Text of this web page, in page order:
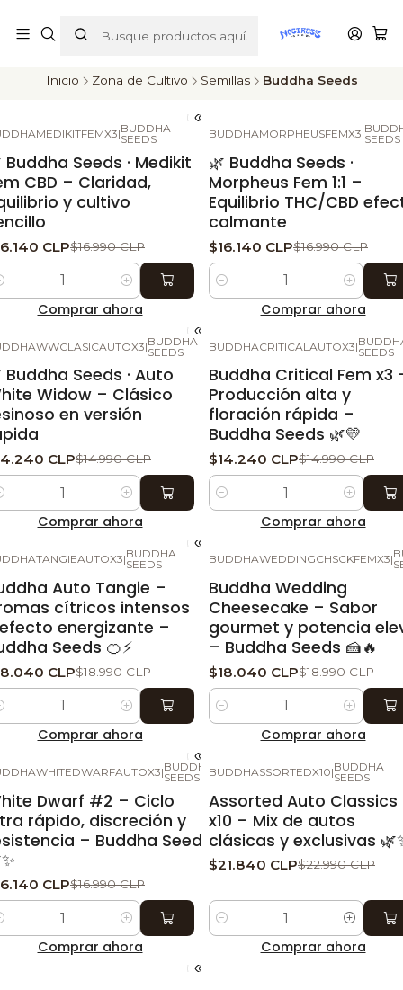
ENVÍOS A TODO CHILE
Inicio Zona de Cultivo Semillas Buddha Seeds
DESCUENTO |BUDDHA
SEEDS
Buddha Seeds · Medikit
CBD – Claridad,
y cultivo
CLP$16.990 CLP
Comprar ahora
-5%DESCUENTO
BUDDHAMORPHEUSFEMX3|SEEDS
🌿 Buddha Seeds ·
Morpheus Fem 1:1 –
Equilibrio THC/CBD
calmante
$16.140 CLP$16.990 CLP
Cantidad
Comprar ahora
DESCUENTO |BUDDHA
SEEDS
Buddha Seeds · Auto
Widow – Clásico
en versión
CLP$14.990 CLP
Comprar ahora
-5%DESCUENTO
BUDDHACRITICALAUTOX3|SEEDS
Buddha Critical Fem x3
Producción alta y
floración rápida –
Buddha Seeds 🌿💛
$14.240 CLP$14.990 CLP
Cantidad
Comprar ahora
DESCUENTO |BUDDHA
SEEDS
Auto Tangie –
cítricos intensos
energizante –
Seeds 🍊⚡
CLP$18.990 CLP
Comprar ahora
-5%DESCUENTO
BUDDHAWEDDINGCHSCKFEMX3|
Buddha Wedding
Cheesecake – Sabor
gourmet y potencia
– Buddha Seeds 🍰🔥
$18.040 CLP$18.990 CLP
Cantidad
Comprar ahora
DESCUENTO |BUDDHA
SEEDS
Dwarf #2 – Ciclo
rápido, discreción y
– Buddha Seeds
CLP$16.990 CLP
Comprar ahora
-5%DESCUENTO
BUDDHASSORTEDX10|BUDDHA
SEEDS
Assorted Auto Classics
x10 – Mix de autos
clásicas y exclusivas
$21.840 CLP$22.990 CLP
Cantidad
Comprar ahora